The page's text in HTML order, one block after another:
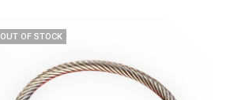
OUT OF STOCK